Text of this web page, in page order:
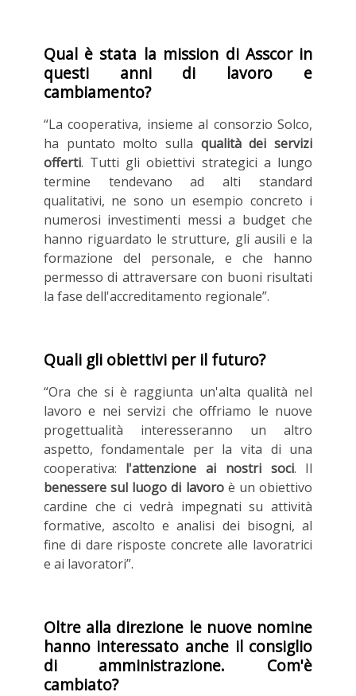
Qual è stata la mission di Asscor in
questi anni di lavoro e
cambiamento?
“La cooperativa, insieme al consorzio Solco,
ha puntato molto sulla qualità dei servizi
offerti. Tutti gli obiettivi strategici a lungo
termine tendevano ad alti standard
qualitativi, ne sono un esempio concreto i
numerosi investimenti messi a budget che
hanno riguardato le strutture, gli ausili e la
formazione del personale, e che hanno
permesso di attraversare con buoni risultati
la fase dell'accreditamento regionale”.
Quali gli obiettivi per il futuro?
“Ora che si è raggiunta un'alta qualità nel
lavoro e nei servizi che offriamo le nuove
progettualità interesseranno un altro
aspetto, fondamentale per la vita di una
cooperativa: l'attenzione ai nostri soci. Il
benessere sul luogo di lavoroè un obiettivo
cardine che ci vedrà impegnati su attività
formative, ascolto e analisi dei bisogni, al
fine di dare risposte concrete alle lavoratrici
e ai lavoratori”.
Oltre alla direzione le nuove nomine
hanno interessato anche il consiglio
di amministrazione. Com'è
cambiato?